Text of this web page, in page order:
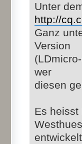
Unter
http://
Ganz
Version
wer
diesen
Es heisst
Westhues